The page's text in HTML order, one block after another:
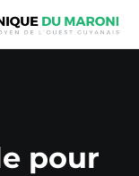
pour